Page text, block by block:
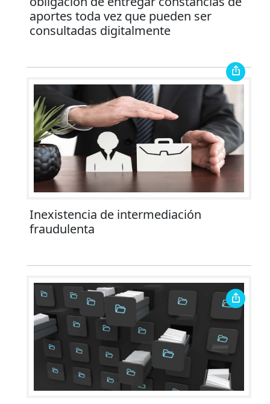
aportes toda vez que pueden ser
consultadas digitalmente
Inexistencia de intermediación
fraudulenta